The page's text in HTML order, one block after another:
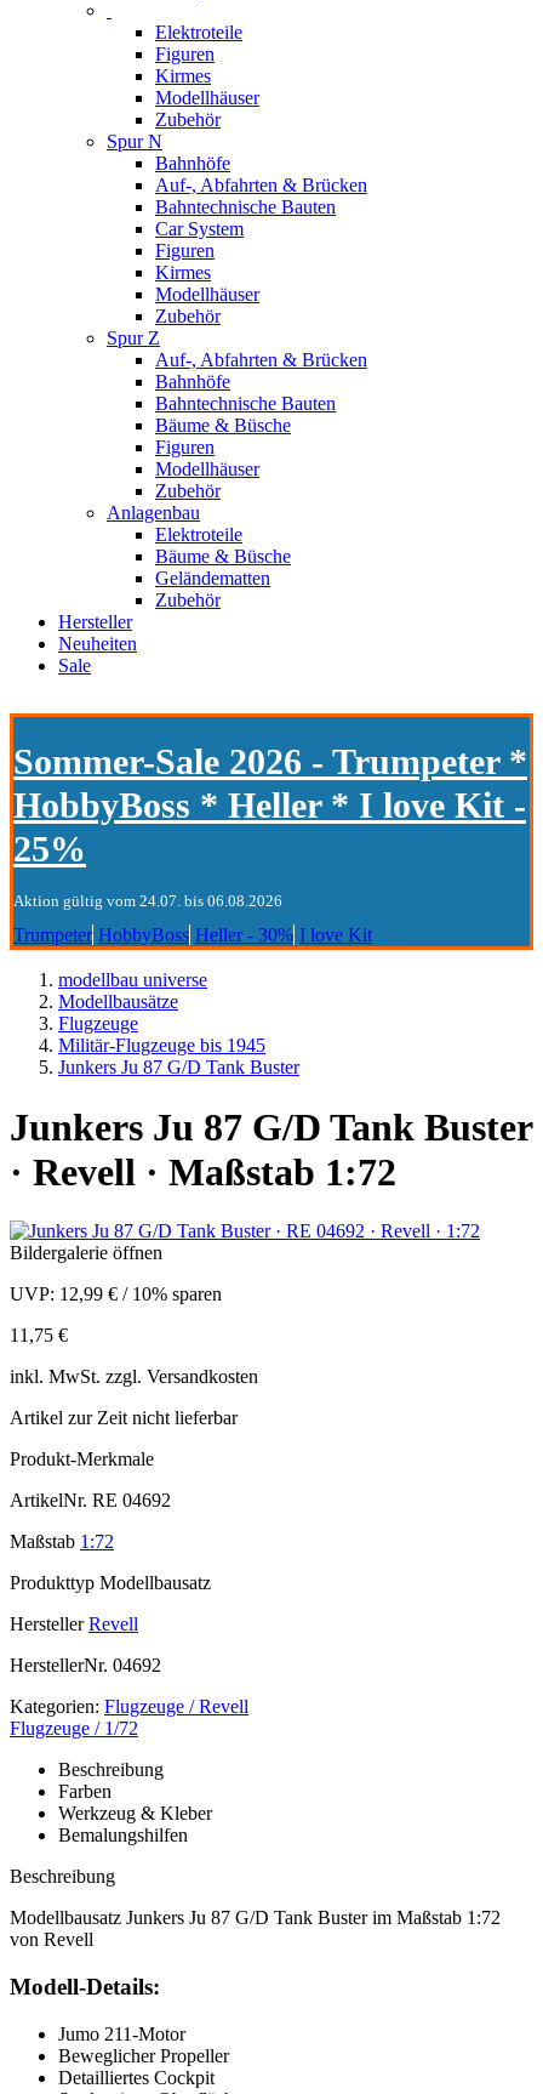
Elektroteile
Figuren
Kirmes
Modellhäuser
Zubehör
Spur N
Bahnhöfe
Auf-, Abfahrten & Brücken
Bahntechnische Bauten
Car System
Figuren
Kirmes
Modellhäuser
Zubehör
Spur Z
Auf-, Abfahrten & Brücken
Bahnhöfe
Bahntechnische Bauten
Bäume & Büsche
Figuren
Modellhäuser
Zubehör
Anlagenbau
Elektroteile
Bäume & Büsche
Geländematten
Zubehör
Hersteller
Neuheiten
Sale
Sommer-Sale 2026 - Trumpeter *
HobbyBoss * Heller * I love Kit -
25%
Aktion gültig vom 24.07. bis 06.08.2026
Trumpeter HobbyBoss Heller - 30% I love Kit
modellbau universe
Modellbausätze
Flugzeuge
Militär-Flugzeuge bis 1945
Junkers Ju 87 G/D Tank Buster
Junkers Ju 87 G/D Tank Buster
· Revell · Maßstab 1:72
Bildergalerie öffnen
UVP: 12,99 € / 10% sparen
11,75 €
inkl. MwSt. zzgl. Versandkosten
Artikel zur Zeit nicht lieferbar
Produkt-Merkmale
ArtikelNr. RE 04692
Maßstab 1:72
Produkttyp Modellbausatz
Hersteller Revell
HerstellerNr. 04692
Kategorien: Flugzeuge / Revell
Flugzeuge / 1/72
Beschreibung
Farben
Werkzeug & Kleber
Bemalungshilfen
Beschreibung
Modellbausatz Junkers Ju 87 G/D Tank Buster im Maßstab 1:72
von Revell
Modell-Details:
Jumo 211-Motor
Beweglicher Propeller
Detailliertes Cockpit